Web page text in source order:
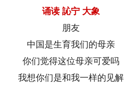
诵读 訫宁 大象
朋友
中国是生育我们的母亲
你们觉得这位母亲可爱吗
我想你们是和我一样的见解